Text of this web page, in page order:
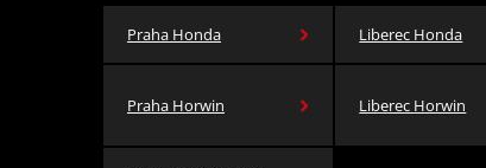
Praha Honda Liberec Honda
Praha Horwin Liberec Horwin